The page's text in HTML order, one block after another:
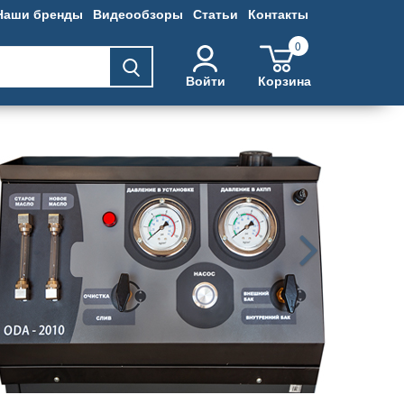
бренды Видеообзоры Статьи Контакты
Войти
0
Корзина